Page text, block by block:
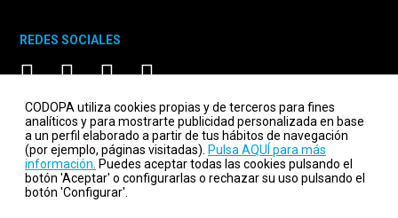
REDES SOCIALES
CODOPA utiliza cookies propias y de terceros para fines
analíticos y para mostrarte publicidad personalizada en base
a un perfil elaborado a partir de tus hábitos de navegación
(por ejemplo, páginas visitadas). Pulsa AQUÍ para más
información. Puedes aceptar todas las cookies pulsando el
botón 'Aceptar' o configurarlas o rechazar su uso pulsando el
botón 'Configurar'.